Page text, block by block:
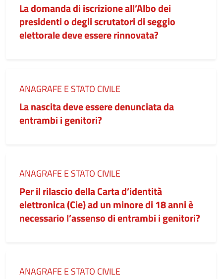
La domanda di iscrizione all’Albo dei
presidenti o degli scrutatori di seggio
elettorale deve essere rinnovata?
Categoria:
ANAGRAFE E STATO CIVILE
La nascita deve essere denunciata da
entrambi i genitori?
Categoria:
ANAGRAFE E STATO CIVILE
Per il rilascio della Carta d’identità
elettronica (Cie) ad un minore di 18 anni è
necessario l’assenso di entrambi i genitori?
Categoria:
ANAGRAFE E STATO CIVILE